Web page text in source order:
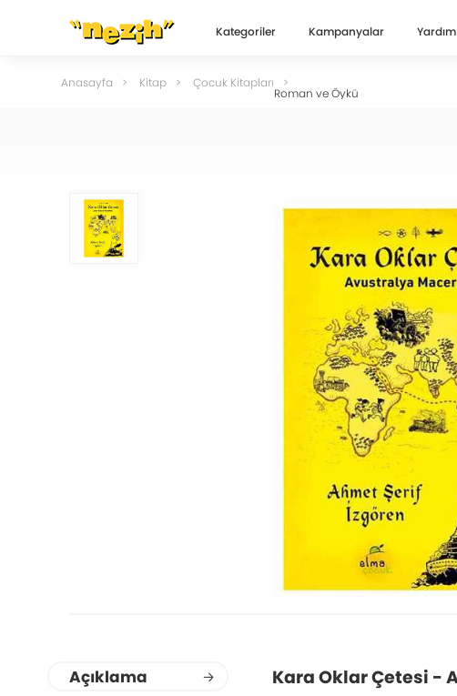
Kategoriler Kampanyalar Yardım
Anasayfa Kitap Çocuk Kitapları
Roman ve Öykü
Açıklama
Kara Oklar Çetesi -